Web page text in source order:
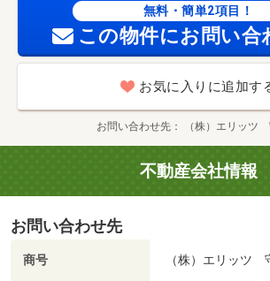
無料・簡単2項目！
この物件にお問い合
お気に入りに追加す
お問い合わせ先 （株）エリッツ
不動産会社情報
お問い合わせ先
商号 （株）エリッツ